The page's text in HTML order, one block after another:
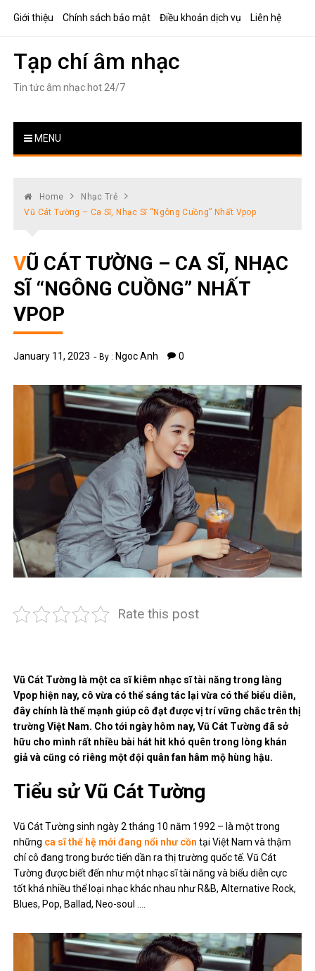
Giới thiệu Chính sách bảo mật Điều khoản dịch vụ Liên hệ
Tạp chí âm nhạc
Tin tức âm nhạc hot 24/7
MENU
Home
Nhạc Trẻ
Vũ Cát Tường – Ca Sĩ, Nhạc Sĩ “ngông Cuồng” Nhất Vpop
VŨ CÁT TƯỜNG – CA SĨ, NHẠC
SĨ “NGÔNG CUỒNG” NHẤT
VPOP
January 11, 2023 By : Ngoc Anh 0
Rate this post
Vũ Cát Tường là một ca sĩ kiêm nhạc sĩ tài năng trong làng
Vpop hiện nay, cô vừa có thể sáng tác lại vừa có thể biểu diễn,
đây chính là thế mạnh giúp cô đạt được vị trí vững chắc trên thị
trường Việt Nam. Cho tới ngày hôm nay, Vũ Cát Tường đã sở
hữu cho mình rất nhiều bài hát hit khó quên trong lòng khán
giả và cũng có riêng một đội quân fan hâm mộ hùng hậu.
Tiểu sử Vũ Cát Tường
Vũ Cát Tường sinh ngày 2 tháng 10 năm 1992 – là một trong
những ca sĩ thế hệ mới đang nổi như cồn tại Việt Nam và thậm
chí cô đang trong bước tiến dần ra thị trường quốc tế. Vũ Cát
Tường được biết đến như một nhạc sĩ tài năng và biểu diễn cực
tốt khá nhiều thể loại nhạc khác nhau như R&B, Alternative Rock,
Blues, Pop, Ballad, Neo-soul ….